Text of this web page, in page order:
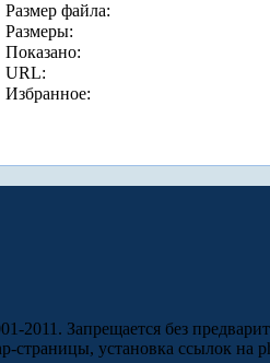
Размер файла:
Размеры:
Показано:
URL:
Избранное:
2011. Запрещается без
страницы, установка ссылок на